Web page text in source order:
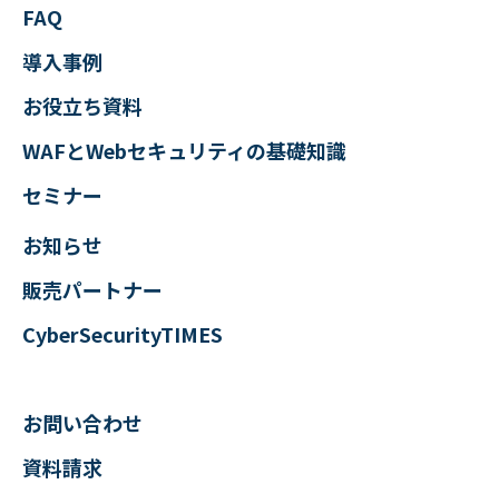
FAQ
導入事例
お役立ち資料
WAFとWebセキュリティの基礎知識
セミナー
お知らせ
販売パートナー
CyberSecurityTIMES
お問い合わせ
資料請求